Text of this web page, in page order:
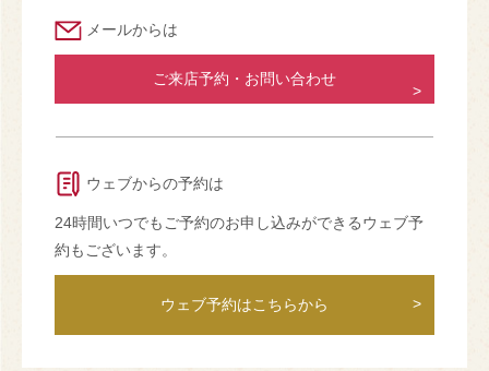
メールからは
ご来店予約・お問い合わせ
ウェブからの予約は
24時間いつでもご予約のお申し込みができるウェブ予
約もございます。
ウェブ予約はこちらから